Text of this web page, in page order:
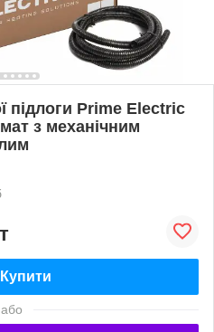
підлоги Prime Electric
з механічним
Купити
або